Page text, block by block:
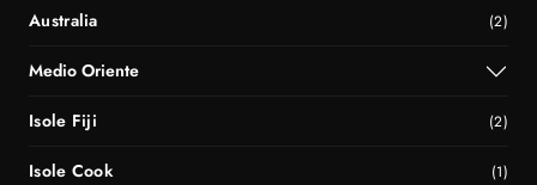
Australia (2)
Medio Oriente
Isole Fiji (2)
Isole Cook (1)